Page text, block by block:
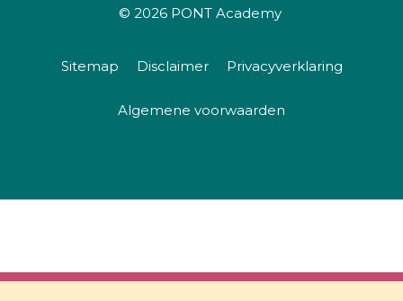
© 2026 PONT Academy
Sitemap Disclaimer Privacyverklaring
Algemene voorwaarden